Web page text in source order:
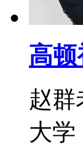
高
赵群
大学